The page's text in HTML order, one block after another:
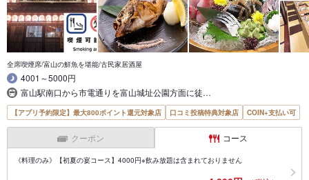
全席喫煙席/富山の鮮魚を堪能/古民家居酒屋
4001～5000円
富山駅南口から市電通りを富山城址公園方面に徒…
【アプリ予約限定】最大800ポイント還元対象店 口コミ投稿特典対象店 COIN+支払い可
クーポン コース
《料理のみ》【初夏の宴コース】4000円※飲み放題は含まれておりません